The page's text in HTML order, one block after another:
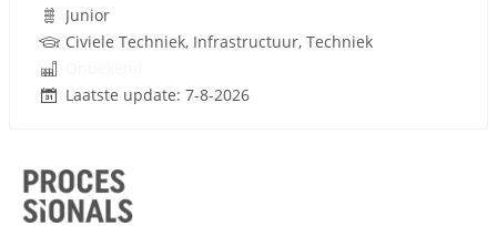
Junior
Civiele Techniek, Infrastructuur, Techniek
Laatste update: 7-8-2026